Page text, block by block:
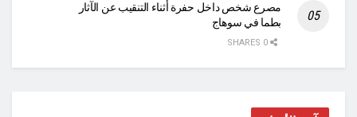
مصرع شخص داخل حفرة أثناء التنقيب عن الآثار
بطما في سوهاج